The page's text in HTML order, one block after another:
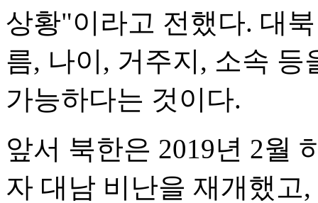
상황"이라고 전했다. 대
름, 나이, 거주지, 소속
가능하다는 것이다.
앞서 북한은 2019년 2월
자 대남 비난을 재개했고